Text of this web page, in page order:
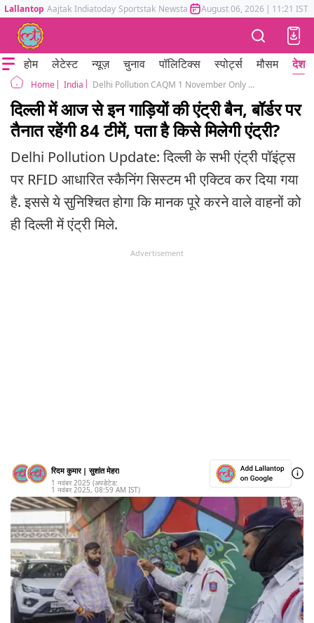
Lallantop Aajtak Indiatoday Sportstak Newstak Mumbai Tak Astrotak
August 06, 2026 | 11:21 IST
होम लेटेस्ट न्यूज़ चुनाव पॉलिटिक्स स्पोर्ट्स मौसम देश
Home India Delhi Pollution CAQM 1 November Only BS-VI Commercial Goods Vehicles Allowed in Delhi
दिल्ली में आज से इन गाड़ियों की एंट्री बैन, बॉर्डर पर
तैनात रहेंगी 84 टीमें, पता है किसे मिलेगी एंट्री?
Delhi Pollution Update: दिल्ली के सभी एंट्री पॉइंट्स
पर RFID आधारित स्कैनिंग सिस्टम भी एक्टिव कर दिया गया
है. इससे ये सुनिश्चित होगा कि मानक पूरे करने वाले वाहनों को
ही दिल्ली में एंट्री मिले.
Advertisement
रिदम कुमार | सुशांत मेहरा
1 नवंबर 2025 (अपडेटेड:
1 नवंबर 2025, 08:59 AM IST)